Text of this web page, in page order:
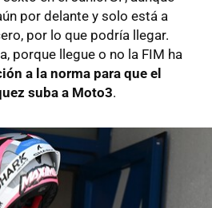
por delante y solo está a
por lo que podría llegar.
porque llegue o no la FIM ha
a la norma para que el
suba a Moto3.